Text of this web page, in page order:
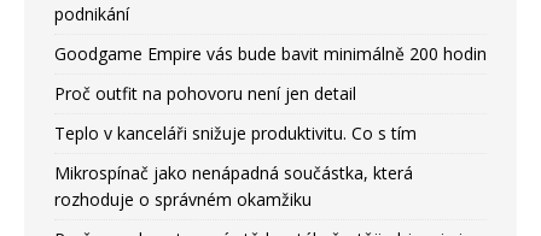
podnikání
Goodgame Empire vás bude bavit minimálně 200 hodin
Proč outfit na pohovoru není jen detail
Teplo v kanceláři snižuje produktivitu. Co s tím
Mikrospínač jako nenápadná součástka, která
rozhoduje o správném okamžiku